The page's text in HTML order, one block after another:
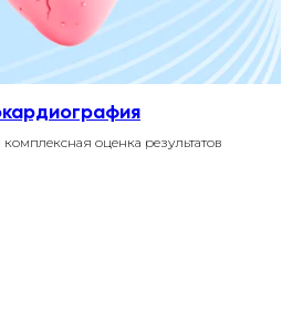
оценка результатов